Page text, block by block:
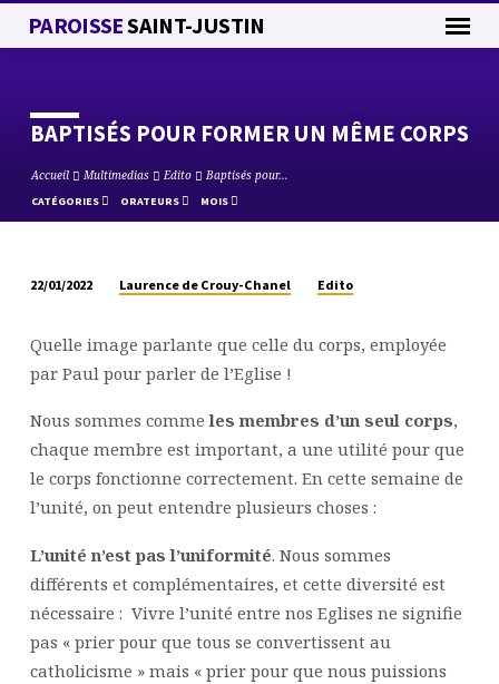
PAROISSESAINT-JUSTIN
BAPTISÉS POUR FORMER UN MÊME CORPS
Accueil Multimedias Edito Baptisés pour…
CATÉGORIES ORATEURS MOIS
POUR
FORMER
UN
MÊME
CORPS
22/01/2022 Laurence de Crouy-Chanel Edito
Quelle image parlante que celle du corps, employée
par Paul pour parler de l’Eglise !
Nous sommes commeles membres d’un seul corps,
chaque membre est important, a une utilité pour que
le corps fonctionne correctement. En cette semaine de
l’unité, on peut entendre plusieurs choses :
L’unité n’est pas l’uniformité. Nous sommes
différents et complémentaires, et cette diversité est
nécessaire : Vivre l’unité entre nos Eglises ne signifie
pas « prier pour que tous se convertissent au
catholicisme » mais « prier pour que nous puissions